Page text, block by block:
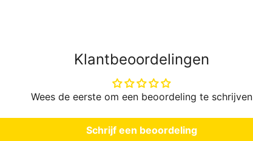
Klantbeoordelingen
Wees de eerste om een beoordeling te schrijven
Schrijf een beoordeling